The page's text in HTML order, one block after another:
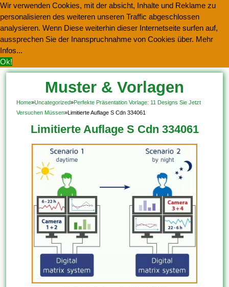
Wir verwenden Cookies, mit der absicht, Inhalte und Reklame zu
personalisieren des weiteren unseren Traffic abgeschlossen
analysieren. Wenn Diese weiterhin dieser Internetseite surfen auf,
aussprechen Sie der Inanspruchnahme von Cookies über. Mehr
Infos...
Ok!
Muster & Vorlagen
Kostenlos Herunterladen
Home»Uncategorized»Perfekte Präsentation Vorlage: 11 Designs Sie Jetzt
Versuchen Müssen»Limitierte Auflage S Cdn 334061
Limitierte Auflage S Cdn 334061